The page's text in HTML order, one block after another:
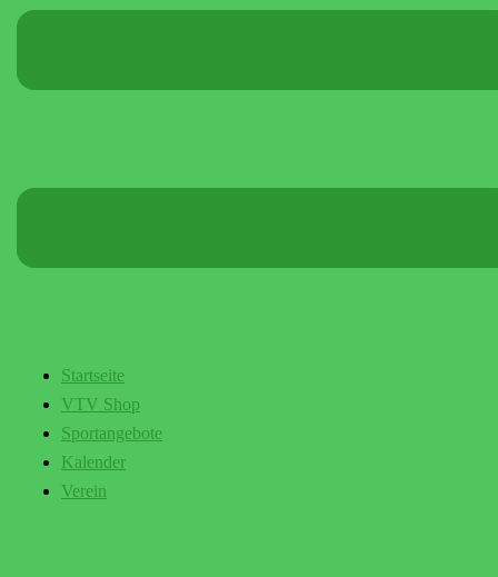
Startseite
VTV Shop
Sportangebote
Kalender
Verein